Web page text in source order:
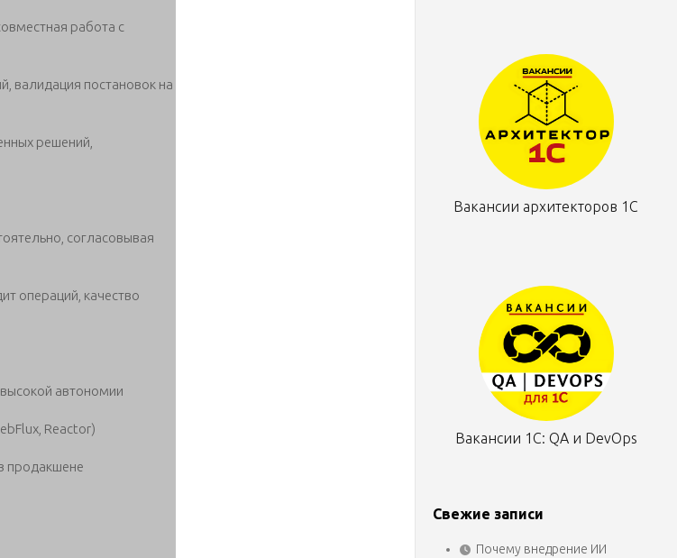
работа с
валидация постановок на
решений,
согласовывая
операций, качество
автономии
Reactor)
продакшене
Вакансии архитекторов 1С
Вакансии 1С: QA и DevOps
Свежие записи
Почему внедрение ИИ